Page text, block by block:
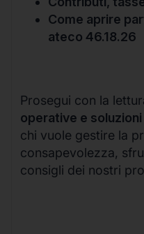
Come aprire
ateco 46.18.26
Prosegui con la
operative e
chi vuole gestire la
consapevolezza,
consigli dei nostri